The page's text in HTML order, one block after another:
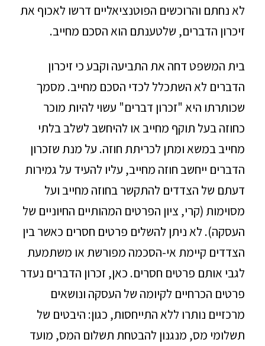
לא נחתם והרוכשים הפוטנציאליים דרשו לאכוף את
זיכרון הדברים, שלטענתם הוא הסכם מחייב.
בית המשפט דחה את התביעה וקבע כי זיכרון
הדברים לא השתכלל לכדי הסכם מחייב. מסמך
שכותרתו היא "זכרון דברים" עשוי להיות מוכר
כחוזה בעל תוקף מחייב או להיחשב לשלב בלתי
מחייב במשא ומתן לכריתת חוזה. על מנת שזכרון
הדברים ייחשב חוזה מחייב, עליו להעיד על גמירות
דעתם של הצדדים להתקשר בחוזה מחייב ועל
מסוימות (קרי, ציון הפרטים המהותיים החיוניים של
העסקה). לא ניתן להשלים פרטים חסרים כאשר בין
הצדדים קיימת אי-הסכמה מפורשת או משתמעת
לגבי אותם פרטים חסרים. כאן, זכרון הדברים נעדר
פרטים הכרחיים לקיומה של העסקה ונושאים
מרכזיים נותרו ללא התייחסות, כגון: היבטים של
תשלומי מס, מנגנון להבטחת תשלום המס, מועד